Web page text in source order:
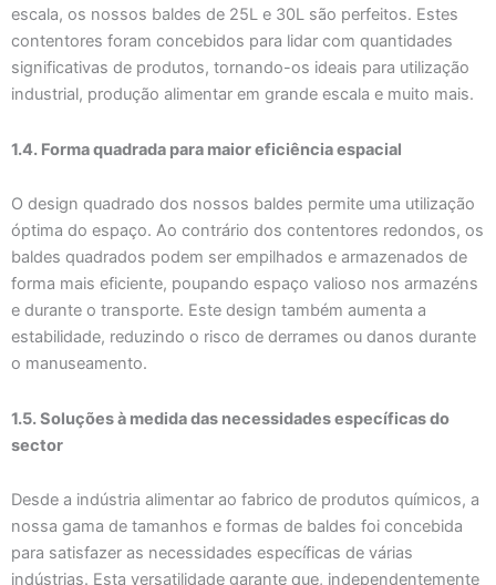
escala, os nossos baldes de 25L e 30L são perfeitos. Estes
contentores foram concebidos para lidar com quantidades
significativas de produtos, tornando-os ideais para utilização
industrial, produção alimentar em grande escala e muito mais.
1.4. Forma quadrada para maior eficiência espacial
O design quadrado dos nossos baldes permite uma utilização
óptima do espaço. Ao contrário dos contentores redondos, os
baldes quadrados podem ser empilhados e armazenados de
forma mais eficiente, poupando espaço valioso nos armazéns
e durante o transporte. Este design também aumenta a
estabilidade, reduzindo o risco de derrames ou danos durante
o manuseamento.
1.5. Soluções à medida das necessidades específicas do
sector
Desde a indústria alimentar ao fabrico de produtos químicos, a
nossa gama de tamanhos e formas de baldes foi concebida
para satisfazer as necessidades específicas de várias
indústrias. Esta versatilidade garante que, independentemente